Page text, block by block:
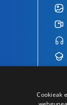
Cookieak